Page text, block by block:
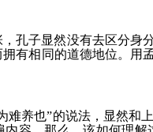
孔子显然没有去区分身
有相同的道德地位。用
难养也”的说法，显然和